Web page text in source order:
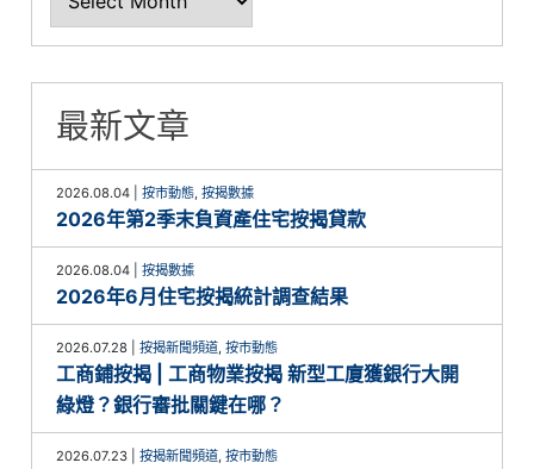
最新文章
2026.08.04 |按市動態,按揭數據
2026年第2季末負資產住宅按揭貸款
2026.08.04 |按揭數據
2026年6月住宅按揭統計調查結果
2026.07.28 |按揭新聞頻道,按市動態
工商鋪按揭 | 工商物業按揭 新型工廈獲銀行大開
綠燈？銀行審批關鍵在哪？
2026.07.23 |按揭新聞頻道,按市動態